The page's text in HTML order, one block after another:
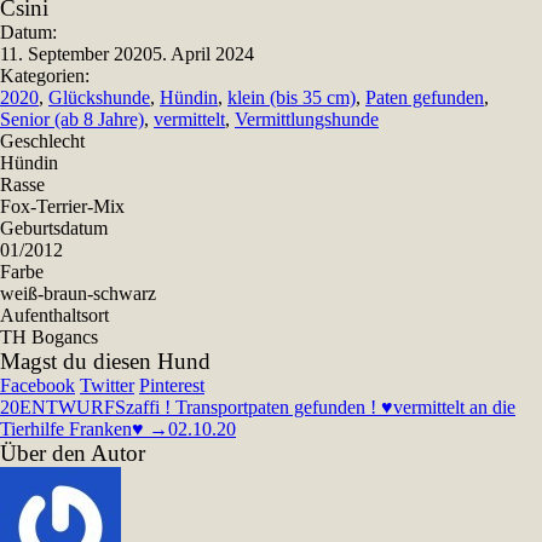
Teilen
Csini
Datum:
11. September 20205. April 2024
Kategorien:
2020, Glückshunde, Hündin, klein (bis 35 cm), Paten gefunden,
Senior (ab 8 Jahre), vermittelt, Vermittlungshunde
Geschlecht
Hündin
Rasse
Fox-Terrier-Mix
Geburtsdatum
01/2012
Farbe
weiß-braun-schwarz
Aufenthaltsort
TH Bogancs
Magst du diesen Hund
Facebook Twitter Pinterest
20ENTWURFSzaffi ! Transportpaten gefunden ! ♥vermittelt an die
Tierhilfe Franken♥ →02.10.20
Über den Autor